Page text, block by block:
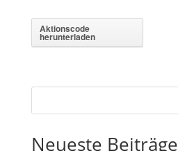
Aktionscode
herunterladen
Neueste Beiträge